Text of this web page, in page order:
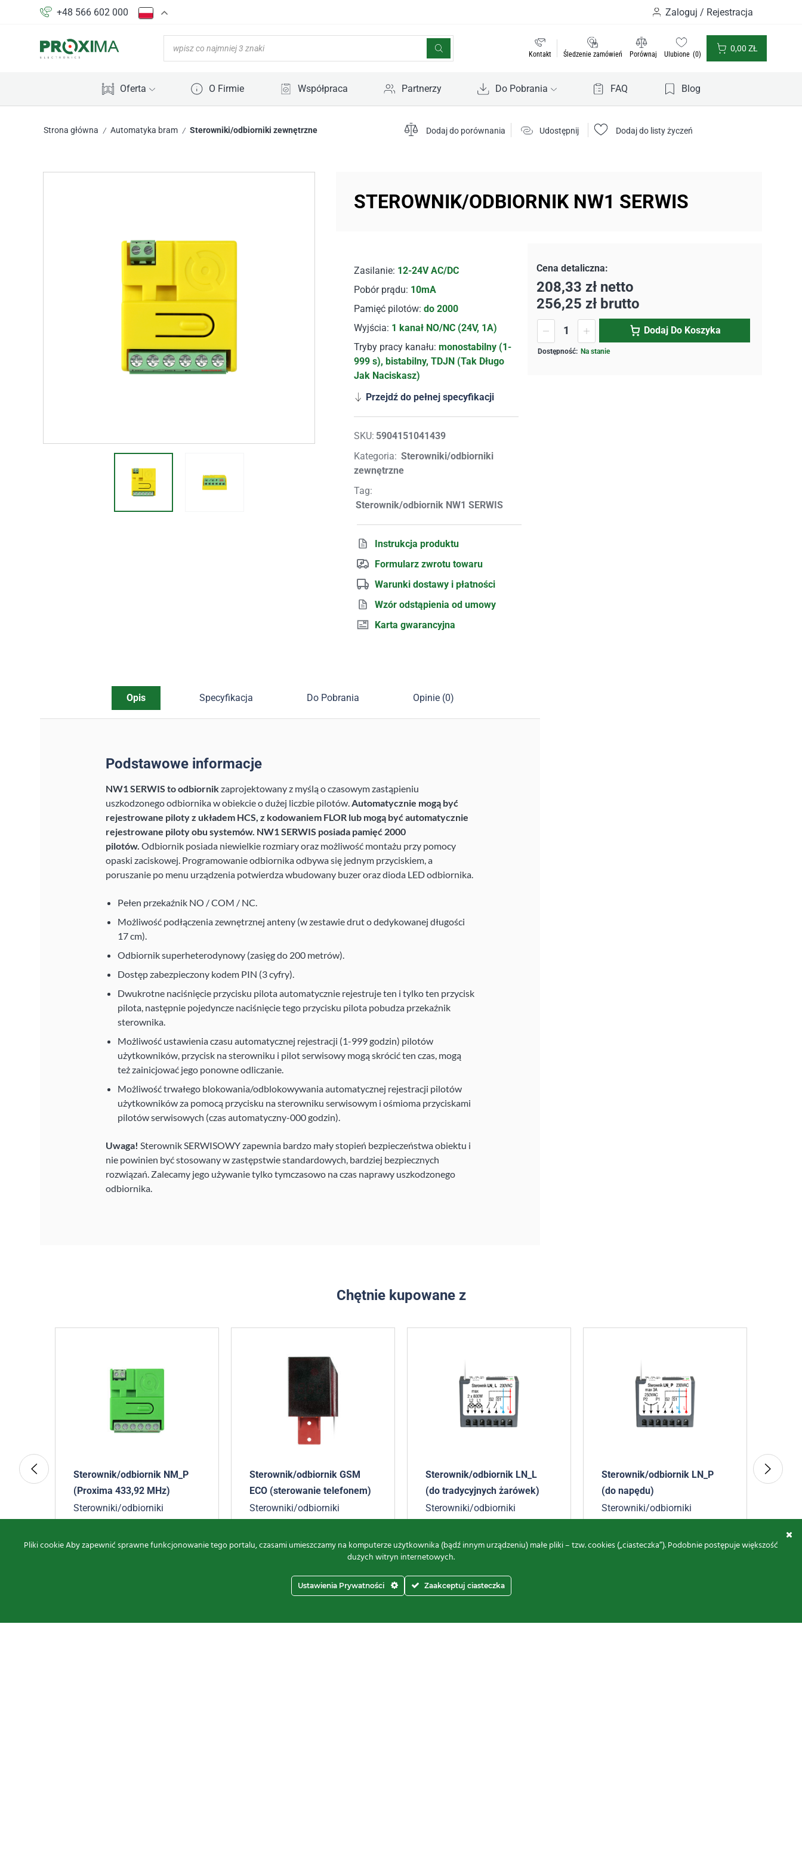
+48 566 602 000 Zaloguj / Rejestracja
Kontakt Śledzenie zamówień Porównaj Ulubione 0
0,00 ZŁ
Oferta O Firmie Współpraca Partnerzy Do Pobrania FAQ Blog
Strona główna / Automatyka bram / Sterowniki/odbiorniki zewnętrzne Dodaj do porównania Udostępnij Dodaj do listy życzeń
STEROWNIK/ODBIORNIK NW1 SERWIS
Zasilanie: 12-24V AC/DC
Pobór prądu: 10mA
Pamięć pilotów: do 2000
Wyjścia: 1 kanał NO/NC (24V, 1A)
Tryby pracy kanału: monostabilny (1-
999 s), bistabilny, TDJN (Tak Długo
Jak Naciskasz)
Przejdź do pełnej specyfikacji
SKU: 5904151041439
Kategoria: Sterowniki/odbiorniki
zewnętrzne
Tag:
Sterownik/odbiornik NW1 SERWIS
Instrukcja produktu
Formularz zwrotu towaru
Warunki dostawy i płatności
Wzór odstąpienia od umowy
Karta gwarancyjna
208,33zł netto
256,25zł brutto
Na stanie
Dodaj Do Koszyka
Opis Specyfikacja Do Pobrania Opinie (0)
Podstawowe informacje
NW1 SERWIS to odbiornikzaprojektowany z myślą o czasowym zastąpieniu
uszkodzonego odbiornika w obiekcie o dużej liczbie pilotów.Automatycznie mogą być
rejestrowane piloty z układem HCS, z kodowaniem FLOR lub mogą być automatycznie
rejestrowane piloty obu systemów. NW1 SERWIS posiada pamięć 2000
pilotów. Odbiornik posiada niewielkie rozmiary oraz możliwość montażu przy pomocy
opaski zaciskowej. Programowanie odbiornika odbywa się jednym przyciskiem, a
poruszanie po menu urządzenia potwierdza wbudowany buzer oraz dioda LED odbiornika.
Pełen przekaźnik NO / COM / NC.
Możliwość podłączenia zewnętrznej anteny (w zestawie drut o dedykowanej długości
17 cm).
Odbiornik superheterodynowy (zasięg do 200 metrów).
Dostęp zabezpieczony kodem PIN (3 cyfry).
Dwukrotne naciśnięcie przycisku pilota automatycznie rejestruje ten i tylko ten przycisk
pilota, następnie pojedyncze naciśnięcie tego przycisku pilota pobudza przekaźnik
sterownika.
Możliwość ustawienia czasu automatycznej rejestracji (1-999 godzin) pilotów
użytkowników, przycisk na sterowniku i pilot serwisowy mogą skrócić ten czas, mogą
też zainicjować jego ponowne odliczanie.
Możliwość trwałego blokowania/odblokowywania automatycznej rejestracji pilotów
użytkowników za pomocą przycisku na sterowniku serwisowym i ośmioma przyciskami
pilotów serwisowych (czas automatyczny-000 godzin).
Uwaga! Sterownik SERWISOWY zapewnia bardzo mały stopień bezpieczeństwa obiektu i
nie powinien być stosowany w zastępstwie standardowych, bardziej bezpiecznych
rozwiązań. Zalecamy jego używanie tylko tymczasowo na czas naprawy uszkodzonego
odbiornika.
Chętnie kupowane z
Sterownik/odbiornik NM_P
(Proxima 433,92 MHz)
Sterowniki/odbiorniki
zewnętrzne
zł brutto
Sterownik/odbiornik GSM
ECO (sterowanie telefonem)
Sterowniki/odbiorniki
zewnętrzne
717,50
zł brutto
Sterownik/odbiornik LN_L
(do tradycyjnych żarówek)
Sterowniki/odbiorniki
zewnętrzne
205,00 zł 266,50zł brutto
Sterownik/odbiornik LN_P
(do napędu)
Sterowniki/odbiorniki
zewnętrzne
205,00
266,50 zł brutto
Pliki cookie Aby zapewnić sprawne funkcjonowanie tego portalu, czasami umieszczamy na komputerze użytkownika (bądź innym urządzeniu) małe pliki – tzw. cookies („ciasteczka”). Podobnie postępuje większość
dużych witryn internetowych.
Zaakceptuj ciasteczka
Ustawienia Prywatności